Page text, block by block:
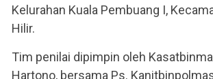
Kelurahan Kuala Pembuang I,
Hilir.
Tim penilai dipimpin oleh
Hartono, bersama Ps.